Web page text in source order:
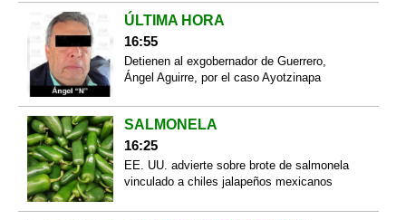
ÚLTIMA HORA
16:55
Detienen al exgobernador de Guerrero,
Ángel Aguirre, por el caso Ayotzinapa
SALMONELA
16:25
EE. UU. advierte sobre brote de salmonela
vinculado a chiles jalapeños mexicanos